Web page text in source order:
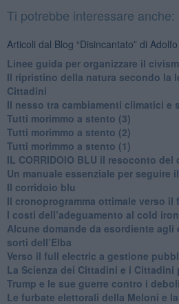
Ti potrebbe interessare anche:
Articoli dal Blog “Disincantato” di
​Linee guida per organizzare il
​Il ripristino della natura secondo la
Cittadini
Il nesso tra cambiamenti climatici e
Tutti morimmo a stento (3)
Tutti morimmo a stento (2)
​Tutti morimmo a stento (1)
IL CORRIDOIO BLU il resoconto del
Un manuale essenziale per seguire
Il corridoio blu
​Il cronoprogramma ottimale verso
​I costi dell’adeguamento al cold
Alcune domande da esordiente
sorti dell’Elba
Verso il full electric a gestione
​La Scienza dei Cittadini e i Cittadini
Trump e le sue guerre contro i
​Le furbate elettorali della Meloni e